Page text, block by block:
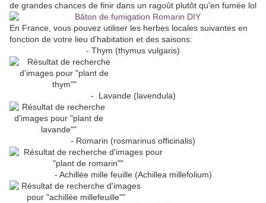
de grandes chances de finir dans un ragoût plutôt qu'en fumée lol
En France, vous pouvez utiliser les herbes locales suivantes en
fonction de votre lieu d'habitation et des saisons:
- Thym (thymus vulgaris)
- Lavande (lavendula)
- Romarin (rosmarinus officinalis)
- Achillée mille feuille (Achillea millefolium)